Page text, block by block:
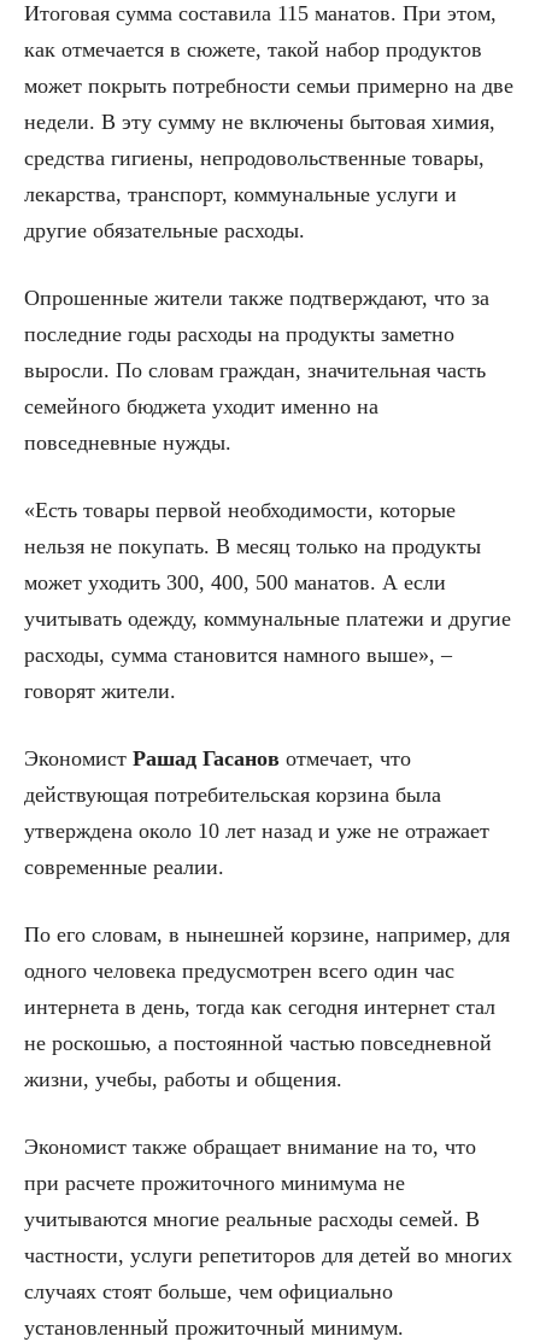
Итоговая сумма составила 115 манатов. При этом,
как отмечается в сюжете, такой набор продуктов
может покрыть потребности семьи примерно на две
недели. В эту сумму не включены бытовая химия,
средства гигиены, непродовольственные товары,
лекарства, транспорт, коммунальные услуги и
другие обязательные расходы.
Опрошенные жители также подтверждают, что за
последние годы расходы на продукты заметно
выросли. По словам граждан, значительная часть
семейного бюджета уходит именно на
повседневные нужды.
«Есть товары первой необходимости, которые
нельзя не покупать. В месяц только на продукты
может уходить 300, 400, 500 манатов. А если
учитывать одежду, коммунальные платежи и другие
расходы, сумма становится намного выше», –
говорят жители.
Экономист Рашад Гасанов отмечает, что
действующая потребительская корзина была
утверждена около 10 лет назад и уже не отражает
современные реалии.
По его словам, в нынешней корзине, например, для
одного человека предусмотрен всего один час
интернета в день, тогда как сегодня интернет стал
не роскошью, а постоянной частью повседневной
жизни, учебы, работы и общения.
Экономист также обращает внимание на то, что
при расчете прожиточного минимума не
учитываются многие реальные расходы семей. В
частности, услуги репетиторов для детей во многих
случаях стоят больше, чем официально
установленный прожиточный минимум.